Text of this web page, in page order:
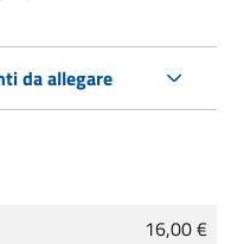
da allegare
16,00 €